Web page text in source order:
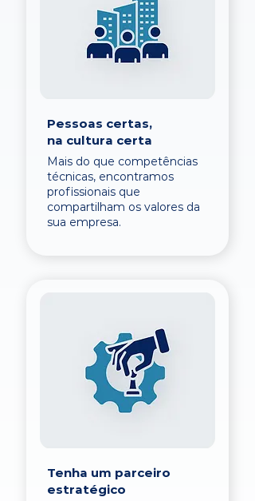
Pessoas certas,
na cultura certa
Mais do que competências
técnicas, encontramos
profissionais que
compartilham os valores da
sua empresa.
Tenha um parceiro
estratégico